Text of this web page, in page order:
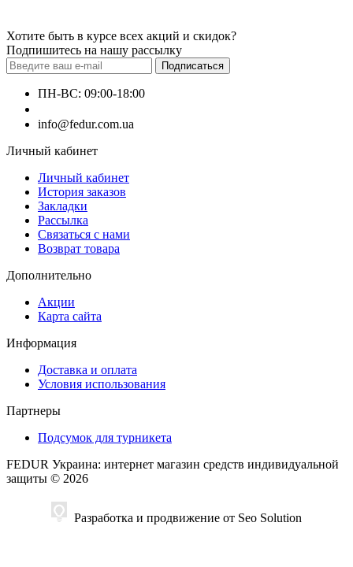
Хотите быть в курсе всех акций и скидок?
Подпишитесь на нашу рассылку
Подписаться
ПН-ВС: 09:00-18:00
info@fedur.com.ua
Личный кабинет
Личный кабинет
История заказов
Закладки
Рассылка
Связаться с нами
Возврат товара
Дополнительно
Акции
Карта сайта
Информация
Доставка и оплата
Условия использования
Партнеры
Подсумок для турникета
FEDUR Украина: интернет магазин средств индивидуальной
защиты © 2026
Разработка и продвижение от Seo Solution